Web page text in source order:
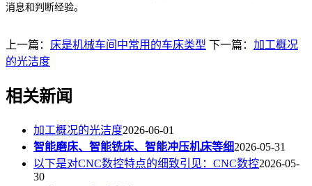
消息和判断经验。
上一篇： 床是机械车间中常用的车床类型 下一篇： 加工概况
的光洁度
相关新闻
加工概况的光洁度2026-06-01
智能磨床、智能铣床、智能冲压机床等细2026-05-31
以下是对CNC数控特点的细致引见：CNC数控2026-05-
30